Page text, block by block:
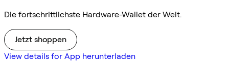
Die fortschrittlichste Hardware-Wallet der Welt.
Jetzt shoppen
View details for App herunterladen